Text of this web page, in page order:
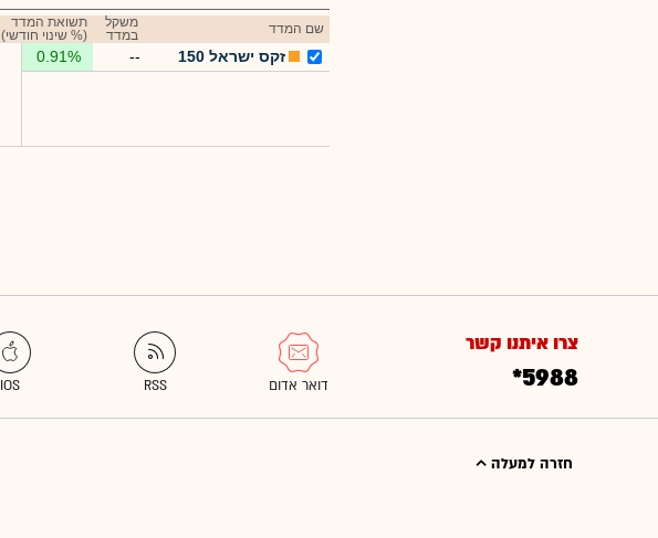
שם המדד
משקל
במדד
תשואת המדד
(% שינוי חודשי)
זקס ישראל 150 --
0.91%
צרו איתנו קשר
*5988
חזרה למעלה